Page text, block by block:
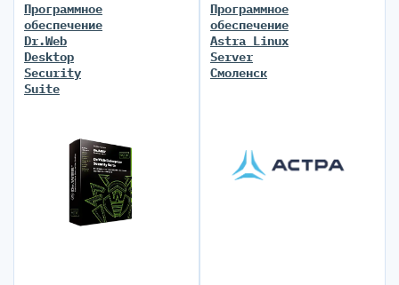
Программное
обеспечение
Dr.Web
Desktop
Security
Suite
Программное
обеспечение
Astra Linux
Server
Смоленск